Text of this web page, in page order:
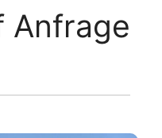
Anfrage